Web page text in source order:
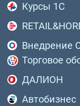
Курсы 1С
Внедрение
Торговое
ДАЛИОН
Автобизнес